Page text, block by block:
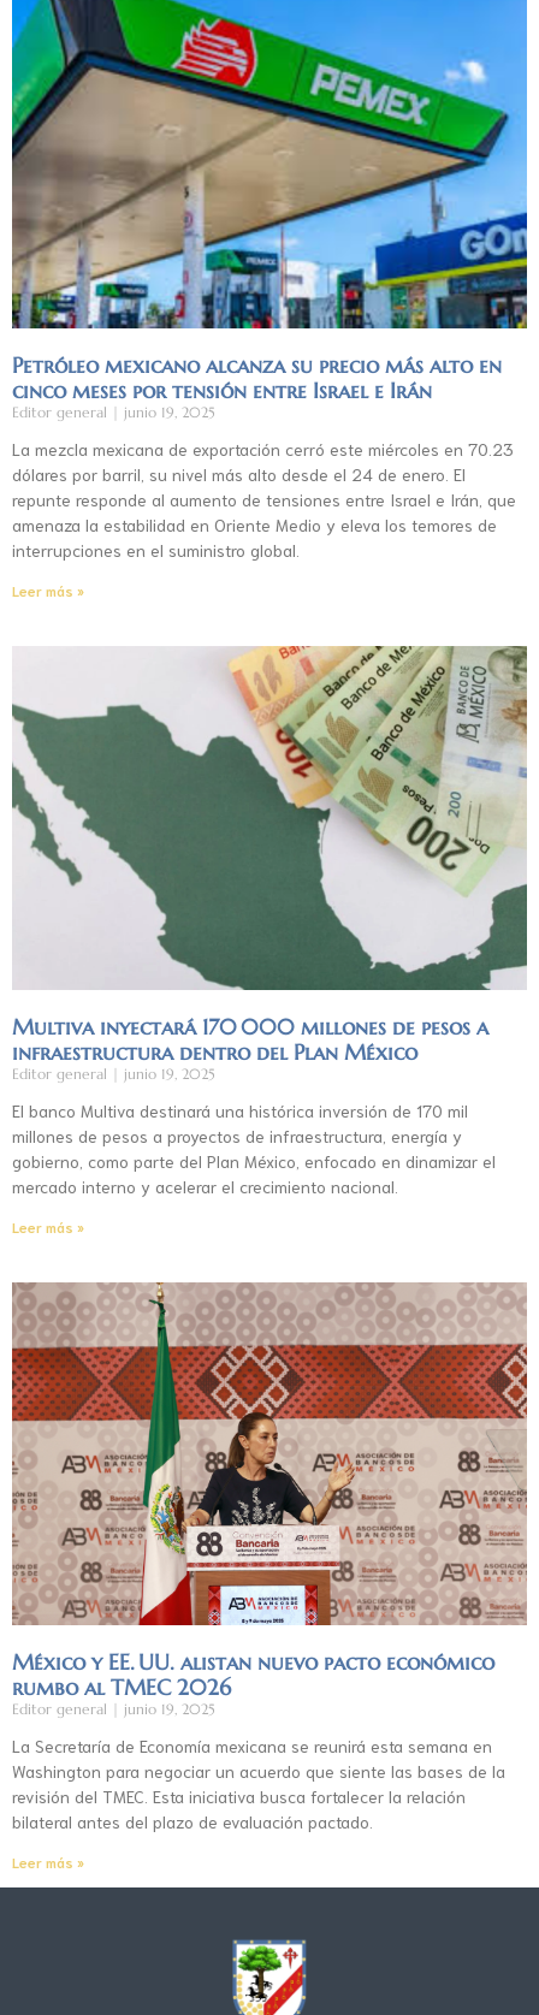
Petróleo mexicano alcanza su precio más alto en
cinco meses por tensión entre Israel e Irán
Editor general junio 19, 2025
La mezcla mexicana de exportación cerró este miércoles en 70.23
dólares por barril, su nivel más alto desde el 24 de enero. El
repunte responde al aumento de tensiones entre Israel e Irán, que
amenaza la estabilidad en Oriente Medio y eleva los temores de
interrupciones en el suministro global.
Leer más »
Multiva inyectará 170 000 millones de pesos a
infraestructura dentro del Plan México
Editor general junio 19, 2025
El banco Multiva destinará una histórica inversión de 170 mil
millones de pesos a proyectos de infraestructura, energía y
gobierno, como parte del Plan México, enfocado en dinamizar el
mercado interno y acelerar el crecimiento nacional.
Leer más »
México y EE. UU. alistan nuevo pacto económico
rumbo al TMEC 2026
Editor general junio 19, 2025
La Secretaría de Economía mexicana se reunirá esta semana en
Washington para negociar un acuerdo que siente las bases de la
revisión del TMEC. Esta iniciativa busca fortalecer la relación
bilateral antes del plazo de evaluación pactado.
Leer más »